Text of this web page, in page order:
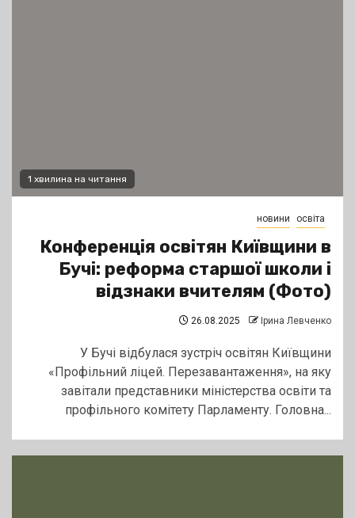
1 хвилина на читання
новини освіта
Конференція освітян Київщини в
Бучі: реформа старшої школи і
відзнаки вчителям (Фото)
26.08.2025 Ірина Левченко
У Бучі відбулася зустріч освітян Київщини
«Профільний ліцей. Перезавантаження», на яку
завітали представники міністерства освіти та
профільного комітету Парламенту. Головна...